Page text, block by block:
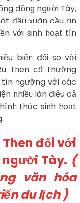
đồng người Tày,
đầu xuân cầu an
với sinh hoạt tín
biến đổi so với
then cổ thường
ngưỡng với các
nhiều làn điệu cả
thức sinh hoạt
đối với
Tày. (
văn hóa
du lịch )